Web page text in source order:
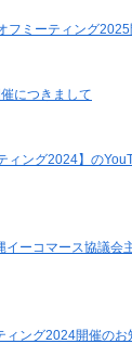
フミーティング
につきまして
ィング2024】の
イーコマース協議会
ィング2024開催のお